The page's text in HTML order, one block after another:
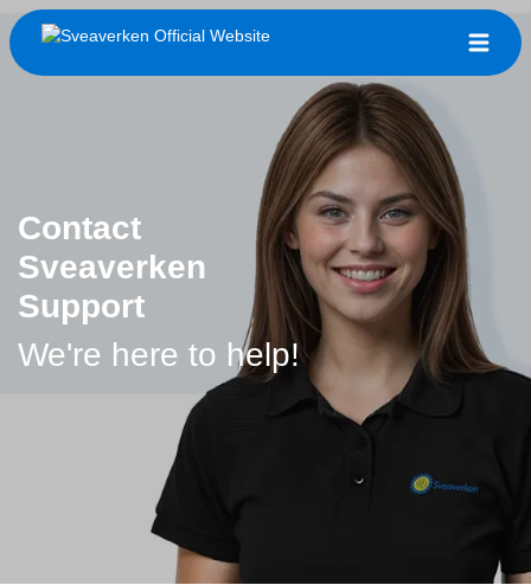
Contact
Sveaverken
Support
We're here to help!